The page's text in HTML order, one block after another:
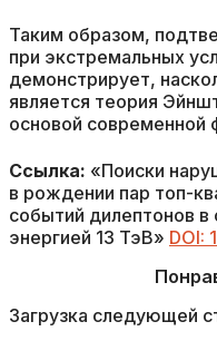
Таким образом,
при экстремальных
демонстрирует,
является теория
основой современной
Ссылка: «Поиски
в рождении пар топ-
событий дилептонов в
энергией 13 ТэВ» DOI:
Загрузка следующей